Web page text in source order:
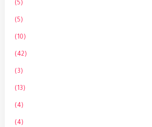
(5)
(5)
(10)
(42)
(3)
(13)
(4)
(4)